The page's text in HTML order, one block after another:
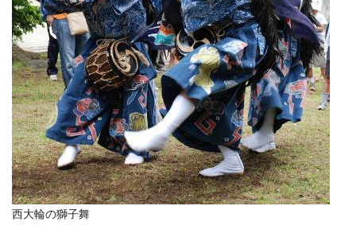
西大輪の獅子舞